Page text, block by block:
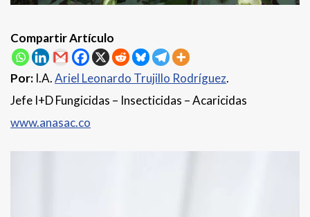
Compartir Artículo
Por: I.A.Ariel Leonardo Trujillo Rodríguez.
Jefe I+D Fungicidas – Insecticidas – Acaricidas
www.anasac.co